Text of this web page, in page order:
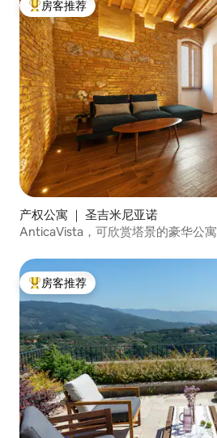
热门「房客推荐」
房客推荐
产权公寓 ｜ 圣吉米尼亚诺
AnticaVista，可欣赏塔景的豪华公寓
热门「房客推荐」
房客推荐